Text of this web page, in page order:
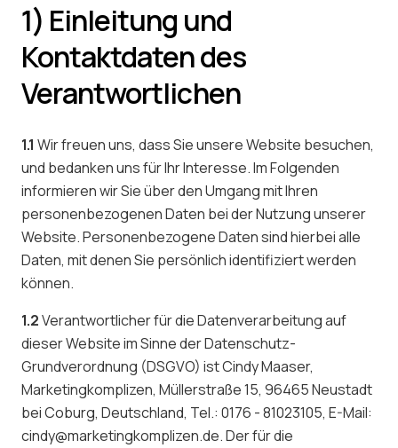
1) Einleitung und
Kontaktdaten des
Verantwortlichen
1.1 Wir freuen uns, dass Sie unsere Website besuchen,
und bedanken uns für Ihr Interesse. Im Folgenden
informieren wir Sie über den Umgang mit Ihren
personenbezogenen Daten bei der Nutzung unserer
Website. Personenbezogene Daten sind hierbei alle
Daten, mit denen Sie persönlich identifiziert werden
können.
1.2Verantwortlicher für die Datenverarbeitung auf
dieser Website im Sinne der Datenschutz-
Grundverordnung (DSGVO) ist Cindy Maaser,
Marketingkomplizen, Müllerstraße 15, 96465 Neustadt
bei Coburg, Deutschland, Tel.: 0176 - 81023105, E-Mail:
cindy@marketingkomplizen.de. Der für die